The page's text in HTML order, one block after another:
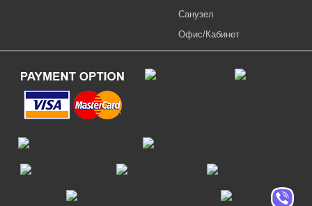
Санузел
Офис/Кабинет